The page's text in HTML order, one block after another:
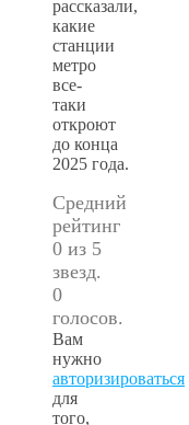
рассказали,
какие
станции
метро
все-
таки
откроют
до конца
2025 года.
Средний
рейтинг
0 из 5
звезд.
0
голосов.
Вам
нужно
авторизироваться
для
того,